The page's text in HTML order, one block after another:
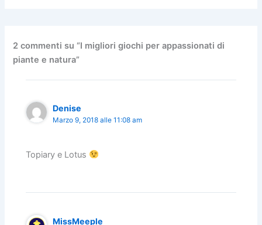
2 commenti su “I migliori giochi per appassionati di
piante e natura”
Denise
Marzo 9, 2018 alle 11:08 am
Topiary e Lotus
MissMeeple